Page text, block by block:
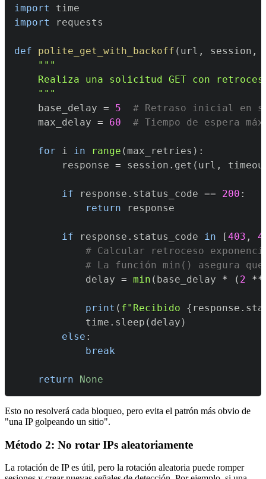
import
import
def polite_get_with_backoff ( url , session ,
    """
    base_delay
= 5
# Retraso inicial en
    max_delay
= 60 # Tiempo de espera
for i in range ( max_retries ) :
        response
= session . get ( url ,
if response . status_code == 200 :
return
if response . status_code in [403 ,
# Calcular retroceso
# La función min() asegura
            delay
= min ( base_delay * ( 2 **
print ( f"Recibido { response .
            time
. sleep ( delay )
else :
break
return None
Esto no resolverá cada bloqueo, pero evita el patrón más obvio de
"una IP golpeando un sitio".
Método 2: No rotar IPs aleatoriamente
La rotación de IP es útil, pero la rotación aleatoria puede romper